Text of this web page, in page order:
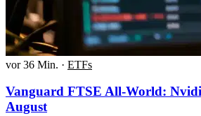
vor 36 Min. · ETFs
Vanguard FTSE All-World:
August